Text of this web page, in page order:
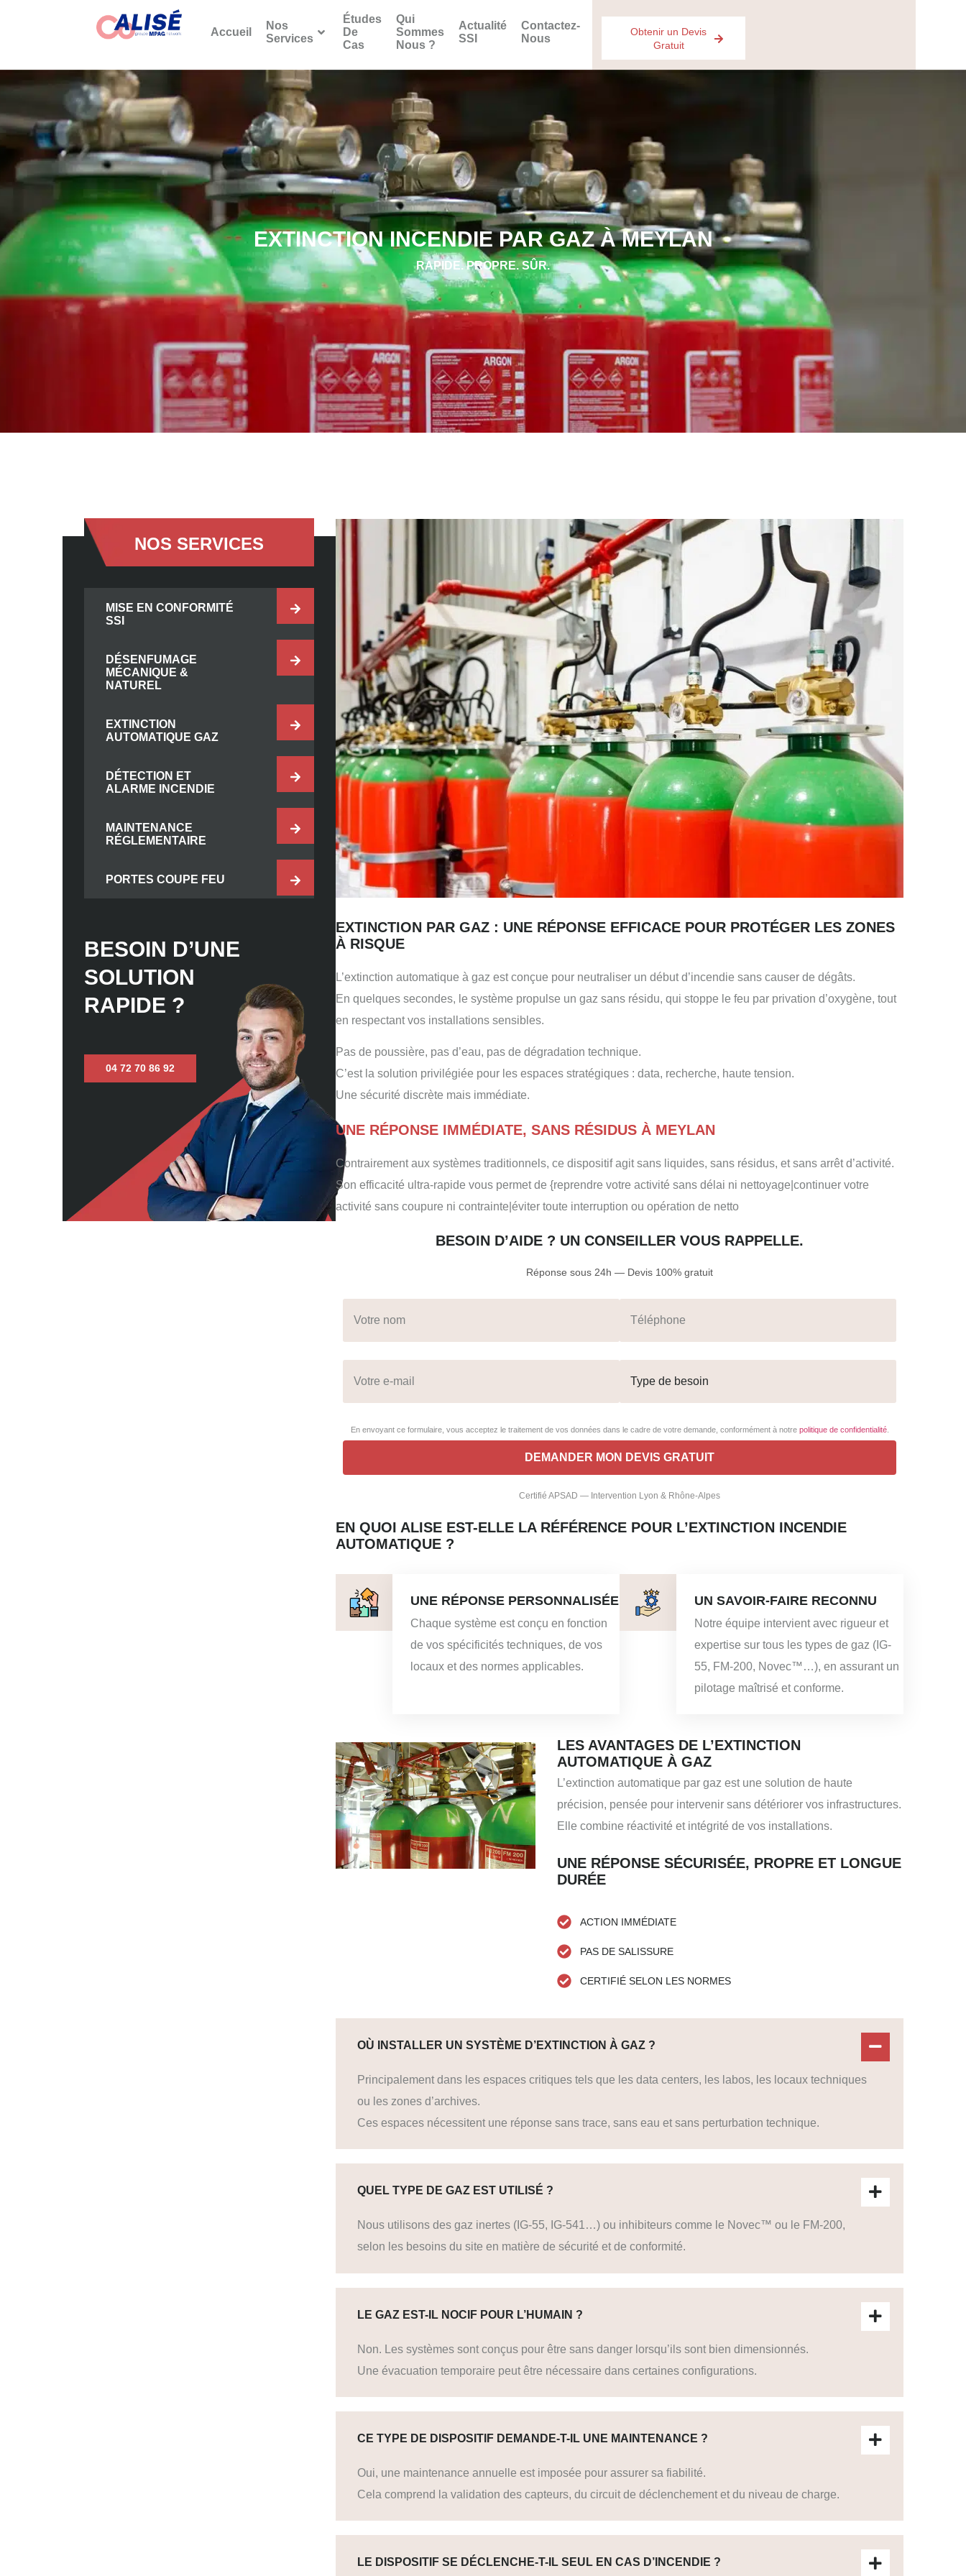
Accueil
Nos
Services
Études
De
Cas
Qui
Sommes
Nous ?
Actualité
SSI
Contactez-
Nous
Obtenir un Devis
Gratuit
EXTINCTION INCENDIE PAR GAZ À MEYLAN
RAPIDE. PROPRE. SÛR.
NOS SERVICES
MISE EN CONFORMITÉ
SSI
DÉSENFUMAGE
MÉCANIQUE &
NATUREL
EXTINCTION
AUTOMATIQUE GAZ
DÉTECTION ET
ALARME INCENDIE
MAINTENANCE
RÉGLEMENTAIRE
PORTES COUPE FEU
BESOIN D’UNE
SOLUTION
RAPIDE ?
04 72 70 86 92
EXTINCTION PAR GAZ : UNE RÉPONSE EFFICACE POUR PROTÉGER LES ZONES
À RISQUE
L’extinction automatique à gaz est conçue pour neutraliser un début d’incendie sans causer de dégâts.
En quelques secondes, le système propulse un gaz sans résidu, qui stoppe le feu par privation d’oxygène, tout
en respectant vos installations sensibles.
Pas de poussière, pas d’eau, pas de dégradation technique.
C’est la solution privilégiée pour les espaces stratégiques : data, recherche, haute tension.
Une sécurité discrète mais immédiate.
UNE RÉPONSE IMMÉDIATE, SANS RÉSIDUS À MEYLAN
Contrairement aux systèmes traditionnels, ce dispositif agit sans liquides, sans résidus, et sans arrêt d’activité.
Son efficacité ultra-rapide vous permet de {reprendre votre activité sans délai ni nettoyage|continuer votre
activité sans coupure ni contrainte|éviter toute interruption ou opération de netto
BESOIN D’AIDE ? UN CONSEILLER VOUS RAPPELLE.
Réponse sous 24h — Devis 100% gratuit
En envoyant ce formulaire, vous acceptez le traitement de vos données dans le cadre de votre demande, conformément à notre politique de confidentialité.
Certifié APSAD — Intervention Lyon & Rhône-Alpes
EN QUOI ALISE EST-ELLE LA RÉFÉRENCE POUR L’EXTINCTION INCENDIE
AUTOMATIQUE ?
UNE RÉPONSE PERSONNALISÉE
Chaque système est conçu en fonction
de vos spécificités techniques, de vos
locaux et des normes applicables.
UN SAVOIR-FAIRE RECONNU
Notre équipe intervient avec rigueur et
expertise sur tous les types de gaz (IG-
55, FM-200, Novec™…), en assurant un
pilotage maîtrisé et conforme.
LES AVANTAGES DE L’EXTINCTION
AUTOMATIQUE À GAZ
L’extinction automatique par gaz est une solution de haute
précision, pensée pour intervenir sans détériorer vos infrastructures.
Elle combine réactivité et intégrité de vos installations.
UNE RÉPONSE SÉCURISÉE, PROPRE ET LONGUE
DURÉE
ACTION IMMÉDIATE
PAS DE SALISSURE
CERTIFIÉ SELON LES NORMES
OÙ INSTALLER UN SYSTÈME D’EXTINCTION À GAZ ?
Principalement dans les espaces critiques tels que les data centers, les labos, les locaux techniques
ou les zones d’archives.
Ces espaces nécessitent une réponse sans trace, sans eau et sans perturbation technique.
QUEL TYPE DE GAZ EST UTILISÉ ?
Nous utilisons des gaz inertes (IG-55, IG-541…) ou inhibiteurs comme le Novec™ ou le FM-200,
selon les besoins du site en matière de sécurité et de conformité.
LE GAZ EST-IL NOCIF POUR L’HUMAIN ?
Non. Les systèmes sont conçus pour être sans danger lorsqu’ils sont bien dimensionnés.
Une évacuation temporaire peut être nécessaire dans certaines configurations.
CE TYPE DE DISPOSITIF DEMANDE-T-IL UNE MAINTENANCE ?
Oui, une maintenance annuelle est imposée pour assurer sa fiabilité.
Cela comprend la validation des capteurs, du circuit de déclenchement et du niveau de charge.
LE DISPOSITIF SE DÉCLENCHE-T-IL SEUL EN CAS D’INCENDIE ?